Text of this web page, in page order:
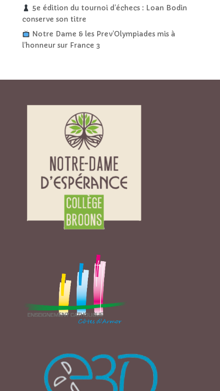
5e édition du tournoi d’échecs : Loan Bodin
conserve son titre
Notre Dame & les Prev’Olympiades mis à
l’honneur sur France 3